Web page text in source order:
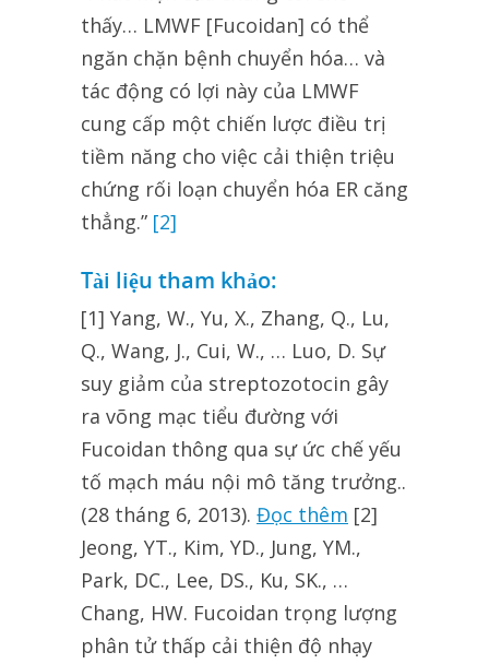
thấy… LMWF [Fucoidan] có thể
ngăn chặn bệnh chuyển hóa… và
tác động có lợi này của LMWF
cung cấp một chiến lược điều trị
tiềm năng cho việc cải thiện triệu
chứng rối loạn chuyển hóa ER căng
thẳng.” [2]
Tài liệu tham khảo:
[1] Yang, W., Yu, X., Zhang, Q., Lu,
Q., Wang, J., Cui, W., … Luo, D. Sự
suy giảm của streptozotocin gây
ra võng mạc tiểu đường với
Fucoidan thông qua sự ức chế yếu
tố mạch máu nội mô tăng trưởng..
(28 tháng 6, 2013). Đọc thêm [2]
Jeong, YT., Kim, YD., Jung, YM.,
Park, DC., Lee, DS., Ku, SK., …
Chang, HW. Fucoidan trọng lượng
phân tử thấp cải thiện độ nhạy